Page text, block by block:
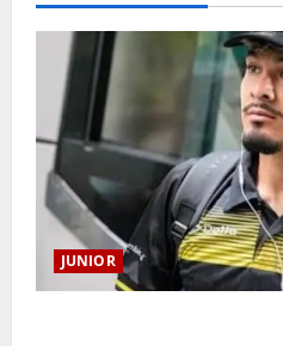
JUNIOR